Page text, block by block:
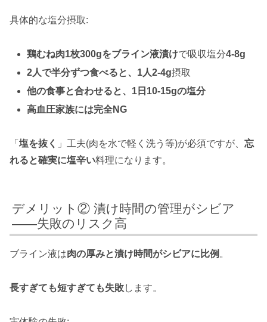
具体的な塩分摂取:
鶏むね肉1枚300gをブライン液漬けで吸収塩分4-8g
2人で半分ずつ食べると、1人2-4g摂取
他の食事と合わせると、1日10-15gの塩分
高血圧家族には完全NG
「 塩を抜く 」工夫(肉を水で軽く洗う等)が必須ですが、 忘
れると確実に塩辛い料理になります。
デメリット② 漬け時間の管理がシビア
——失敗のリスク高
ブライン液は肉の厚みと漬け時間がシビアに比例 。
長すぎても短すぎても失敗します。